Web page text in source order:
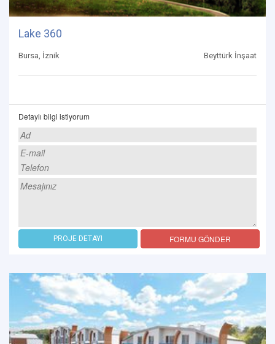
Lake 360
Bursa, İznik Beyttürk İnşaat
Detaylı bilgi istiyorum
PROJE DETAYI FORMU GÖNDER